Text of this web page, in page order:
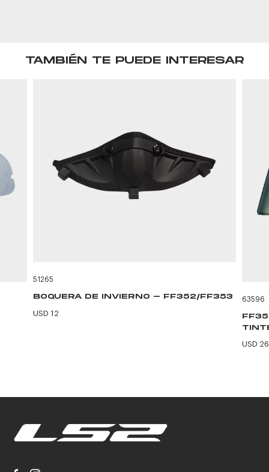
TAMBIÉN TE PUEDE INTERESAR
51265
BOQUERA DE INVIERNO - FF352/FF353
USD 12
63596
USD 26